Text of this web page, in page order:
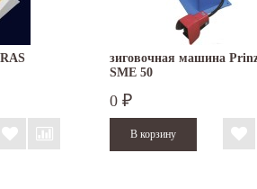
зиговочная машина
SMЕ 50
0 ₽